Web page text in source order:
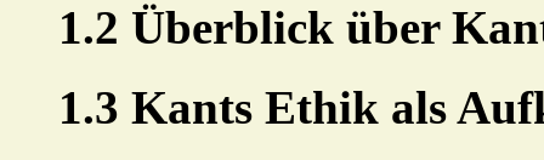
1.2 Überblick über
1.3 Kants Ethik als